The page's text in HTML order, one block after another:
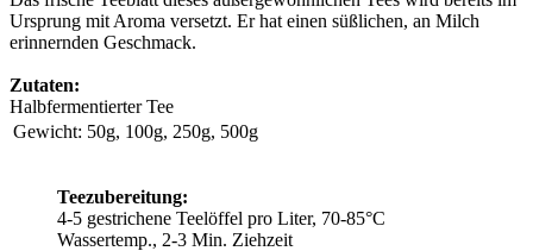
Ursprung mit Aroma versetzt. Er hat einen süßlichen, an Milch
erinnernden Geschmack.
Zutaten:
Halbfermentierter Tee
Gewicht: 50g, 100g, 250g, 500g
Teezubereitung:
4-5 gestrichene Teelöffel pro Liter, 70-85°C
Wassertemp., 2-3 Min. Ziehzeit